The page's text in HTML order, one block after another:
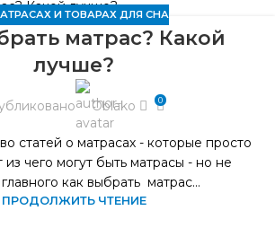
И ТОВАРАХ ДЛЯ СНА
матрас? Какой
лучше?
Oblako 0
статей о матрасах - которые просто
чего могут быть матрасы - но не
как выбрать матрас...
ПРОДОЛЖИТЬ ЧТЕНИЕ